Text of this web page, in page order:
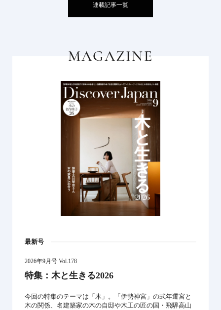
連載記事一覧
MAGAZINE
最新号
2026年9月号 Vol.178
特集：木と生きる2026
今回の特集のテーマは「木」。「伊勢神宮」の式年遷宮と
木の関係、名建築家の木の自邸や木工の匠の国・飛騨高山